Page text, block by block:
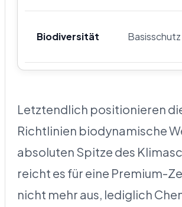
Biodiversität Basisschutz
Letztendlich positionieren
Richtlinien biodynamische
absoluten Spitze des
reicht es für eine Premium-
nicht mehr aus, lediglich